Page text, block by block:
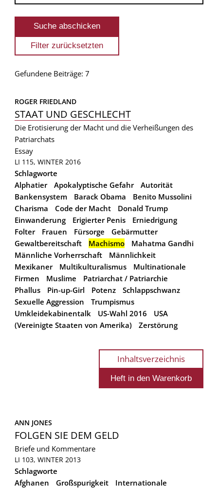
Gefundene Beiträge: 7
ROGER FRIEDLAND
STAAT UND GESCHLECHT
Die Erotisierung der Macht und die Verheißungen des
Patriarchats
Essay
LI 115, WINTER 2016
Schlagworte
Alphatier
Apokalyptische Gefahr
Autorität
Bankensystem
Barack Obama
Benito Mussolini
Charisma
Code der Macht
Donald Trump
Einwanderung
Erigierter Penis
Erniedrigung
Folter
Frauen Fürsorge
Gebärmutter
Gewaltbereitschaft
Machismo
Mahatma Gandhi
Männliche Vorherrschaft
Männlichkeit
Mexikaner
Multikulturalismus
Multinationale
Firmen
Muslime
Patriarchat / Patriarchie
Phallus
Pin-up-Girl Potenz
Schlappschwanz
Sexuelle Aggression
Trumpismus
Umkleidekabinentalk
US-Wahl 2016
USA
(Vereinigte Staaten von Amerika)
Zerstörung
Inhaltsverzeichnis
ANN JONES
FOLGEN SIE DEM GELD
Briefe und Kommentare
LI 103, WINTER 2013
Schlagworte
Afghanen
Großspurigkeit
Internationale